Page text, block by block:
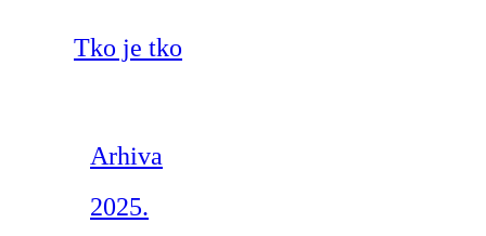
Tko je tko
Arhiva
2025.